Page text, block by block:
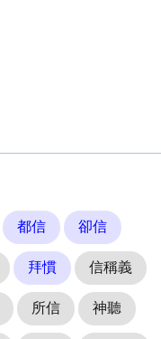
都信 卻信
拜慣 信稱義
所信 神聽